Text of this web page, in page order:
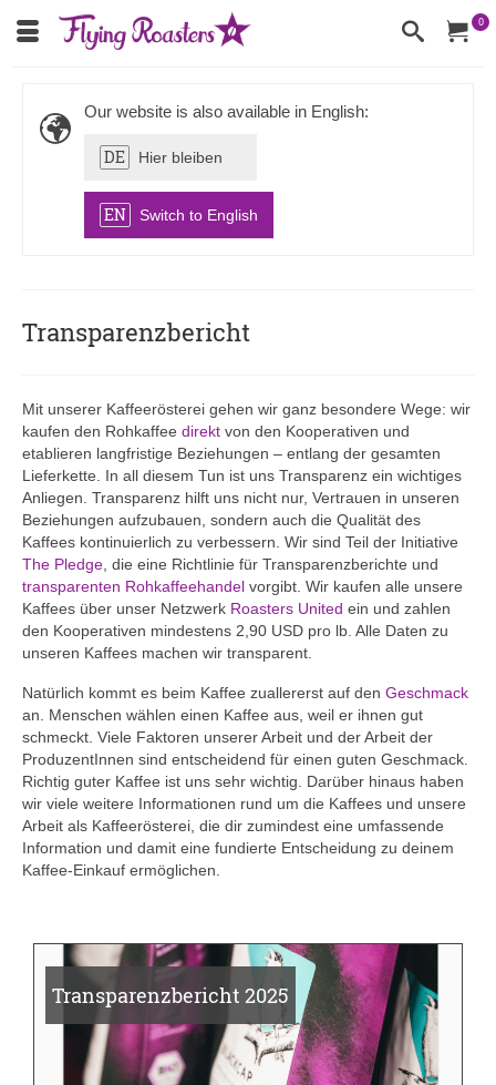
0
Our website is also available in English:
DE Hier bleiben
EN Switch to English
Transparenzbericht
Mit unserer Kaffeerösterei gehen wir ganz besondere Wege: wir
kaufen den Rohkaffee direkt von den Kooperativen und
etablieren langfristige Beziehungen – entlang der gesamten
Lieferkette. In all diesem Tun ist uns Transparenz ein wichtiges
Anliegen. Transparenz hilft uns nicht nur, Vertrauen in unseren
Beziehungen aufzubauen, sondern auch die Qualität des
Kaffees kontinuierlich zu verbessern. Wir sind Teil der Initiative
The Pledge , die eine Richtlinie für Transparenzberichte und
transparenten Rohkaffeehandel vorgibt. Wir kaufen alle unsere
Kaffees über unser Netzwerk Roasters United ein und zahlen
den Kooperativen mindestens 2,90 USD pro lb. Alle Daten zu
unseren Kaffees machen wir transparent.
Natürlich kommt es beim Kaffee zuallererst auf den Geschmack
an. Menschen wählen einen Kaffee aus, weil er ihnen gut
schmeckt. Viele Faktoren unserer Arbeit und der Arbeit der
ProduzentInnen sind entscheidend für einen guten Geschmack.
Richtig guter Kaffee ist uns sehr wichtig. Darüber hinaus haben
wir viele weitere Informationen rund um die Kaffees und unsere
Arbeit als Kaffeerösterei, die dir zumindest eine umfassende
Information und damit eine fundierte Entscheidung zu deinem
Kaffee-Einkauf ermöglichen.
Transparenzbericht 2025